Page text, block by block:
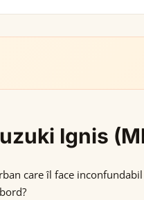
Ignis
care îl face